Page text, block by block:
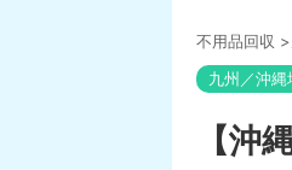
不用品回収 >
九州／沖縄
【沖